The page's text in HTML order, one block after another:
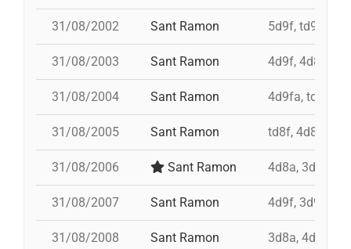
31/08/2002 Sant Ramon 5d9f, td9fm,
31/08/2003 Sant Ramon 4d9f, 4d8a,
31/08/2004 Sant Ramon 4d9fa, td9fm,
31/08/2005 Sant Ramon td8f, 4d8a,
31/08/2006 Sant Ramon 4d8a, 3d8,
31/08/2007 Sant Ramon 4d9f, 3d9f,
31/08/2008 Sant Ramon 3d8a, 4d9f,